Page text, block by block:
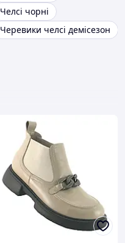
Челсі чорні
Черевики челсі демісезон